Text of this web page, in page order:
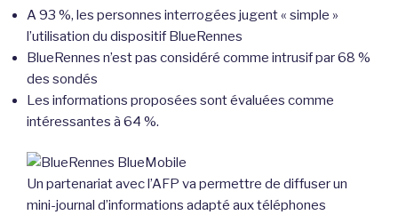
A 93 %, les personnes interrogées jugent « simple »
l’utilisation du dispositif BlueRennes
BlueRennes n’est pas considéré comme intrusif par 68 %
des sondés
Les informations proposées sont évaluées comme
intéressantes à 64 %.
Un partenariat avec l’AFP va permettre de diffuser un
mini-journal d’informations adapté aux téléphones